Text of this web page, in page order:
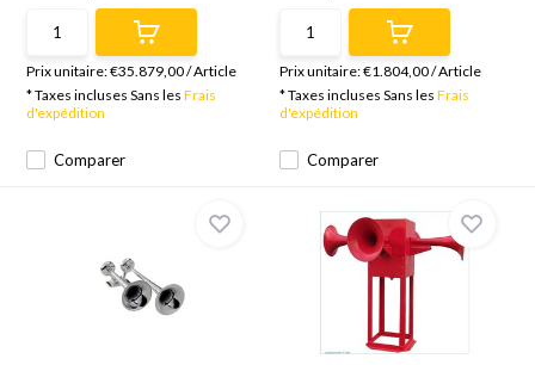
Comparer
Prix unitaire:€35.879,00/Article
* Taxes incluses Sans lesFrais
d'expédition
Comparer
Prix unitaire:€1.804,00/Article
* Taxes incluses Sans les Frais
d'expédition